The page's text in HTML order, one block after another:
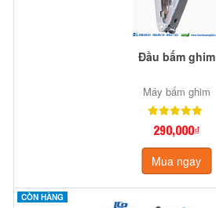
Đầu bấm ghim
Máy bấm ghim
290,000₫
Mua ngay
CÒN HÀNG